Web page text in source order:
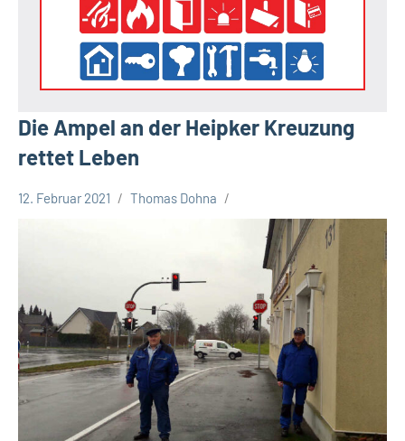
Die Ampel an der Heipker Kreuzung
rettet Leben
12. Februar 2021 Thomas Dohna